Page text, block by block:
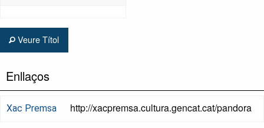
Veure Títol
Enllaços
Xac Premsa http://xacpremsa.cultura.gencat.cat/pandora